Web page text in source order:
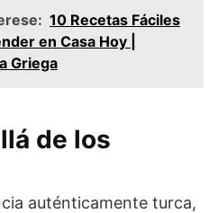
10 Recetas Fáciles
en Casa Hoy |
Griega
de los
auténticamente turca,